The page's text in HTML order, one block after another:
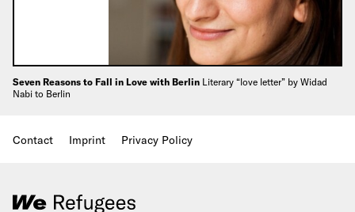
Seven Reasons to Fall in Love with Berlin Literary “love letter” by Widad
Nabi to Berlin
Contact Imprint Privacy Policy